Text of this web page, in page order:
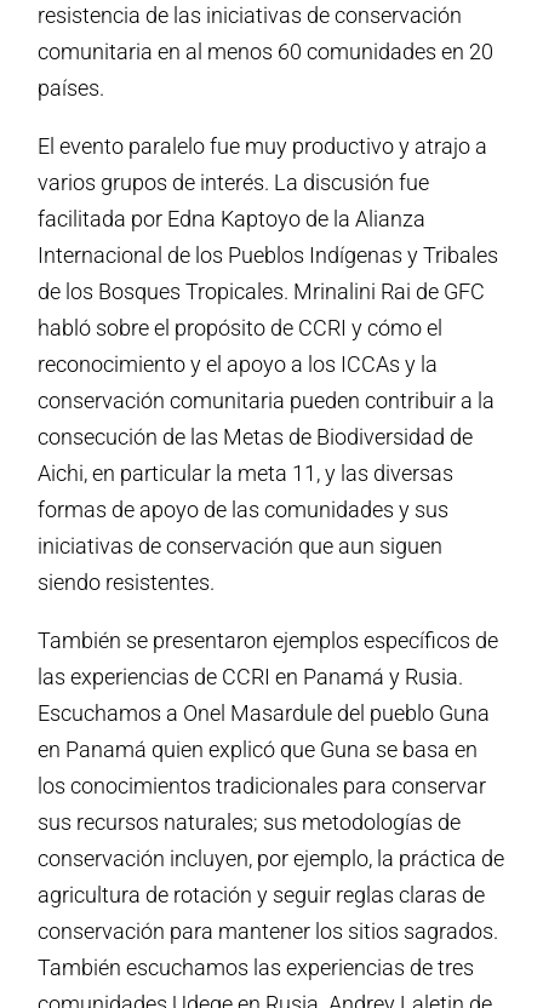
resistencia de las iniciativas de conservación
comunitaria en al menos 60 comunidades en 20
países.
El evento paralelo fue muy productivo y atrajo a
varios grupos de interés. La discusión fue
facilitada por Edna Kaptoyo de la Alianza
Internacional de los Pueblos Indígenas y Tribales
de los Bosques Tropicales. Mrinalini Rai de GFC
habló sobre el propósito de CCRI y cómo el
reconocimiento y el apoyo a los ICCAs y la
conservación comunitaria pueden contribuir a la
consecución de las Metas de Biodiversidad de
Aichi, en particular la meta 11, y las diversas
formas de apoyo de las comunidades y sus
iniciativas de conservación que aun siguen
siendo resistentes.
También se presentaron ejemplos específicos de
las experiencias de CCRI en Panamá y Rusia.
Escuchamos a Onel Masardule del pueblo Guna
en Panamá quien explicó que Guna se basa en
los conocimientos tradicionales para conservar
sus recursos naturales; sus metodologías de
conservación incluyen, por ejemplo, la práctica de
agricultura de rotación y seguir reglas claras de
conservación para mantener los sitios sagrados.
También escuchamos las experiencias de tres